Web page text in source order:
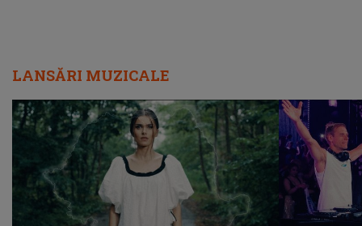
LANSĂRI MUZICALE